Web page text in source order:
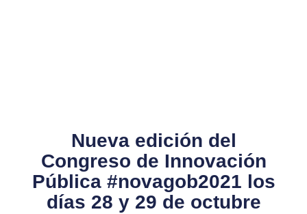
Nueva edición del
Congreso de Innovación
Pública #novagob2021 los
días 28 y 29 de octubre